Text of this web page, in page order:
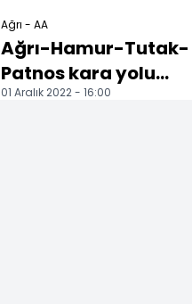
Ağrı - AA
Ağrı-Hamur-Tutak-
Patnos kara yolu
ulaşıma açıldı
01 Aralık 2022 - 16:00